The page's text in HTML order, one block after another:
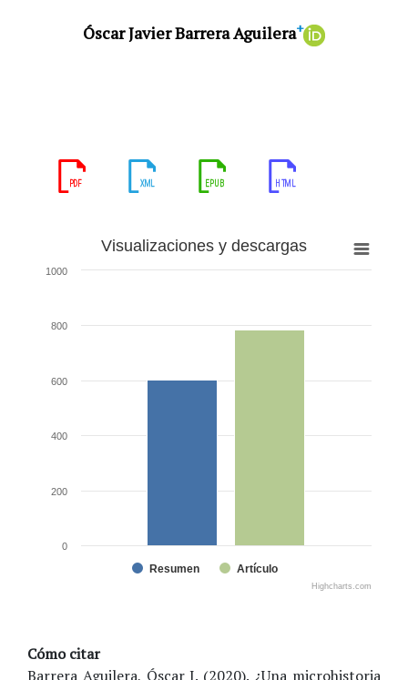
Óscar Javier Barrera Aguilera+
Visualizaciones y descargas
Resumen Artículo
0
200
400
600
800
1000
Highcharts.com
Cómo citar
Barrera Aguilera, Óscar J. (2020). ¿Una microhistoria